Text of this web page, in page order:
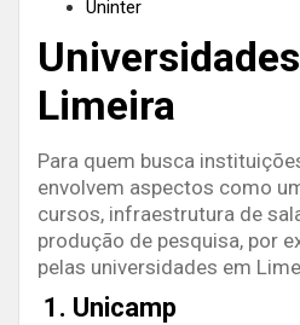
Uninter
Limeira
Para quem busca
envolvem aspectos como
cursos, infraestrutura de
produção de pesquisa, por
pelas universidades em
1. Unicamp